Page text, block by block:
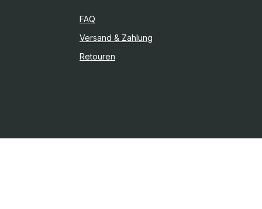
FAQ
Versand & Zahlung
Retouren